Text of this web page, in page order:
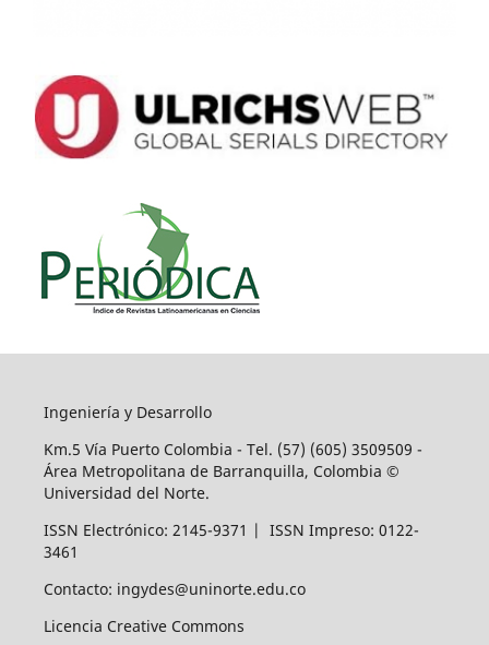
Ingeniería y Desarrollo
Km.5 Vía Puerto Colombia - Tel. (57) (605) 3509509 -
Área Metropolitana de Barranquilla, Colombia ©
Universidad del Norte.
ISSN Electrónico: 2145-9371 | ISSN Impreso: 0122-
3461
Contacto: ingydes@uninorte.edu.co
Licencia Creative Commons